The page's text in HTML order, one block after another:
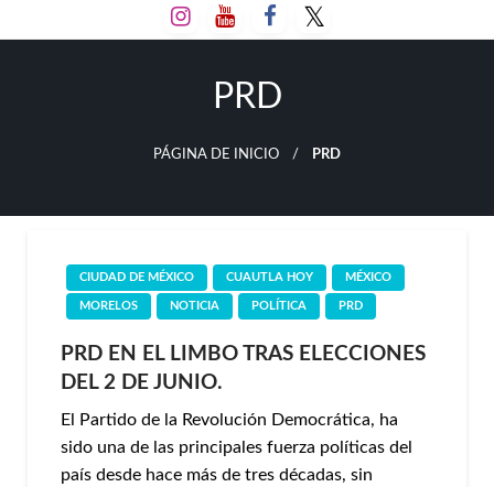
al
PRD
PÁGINA DE INICIO PRD
CIUDAD DE MÉXICO CUAUTLA HOY MÉXICO
MORELOS NOTICIA POLÍTICA PRD
PRD EN EL LIMBO TRAS ELECCIONES
DEL 2 DE JUNIO.
El Partido de la Revolución Democrática, ha
sido una de las principales fuerza políticas del
país desde hace más de tres décadas, sin